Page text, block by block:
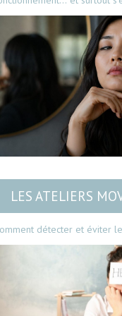
LES ATELIERS
détecter et éviter